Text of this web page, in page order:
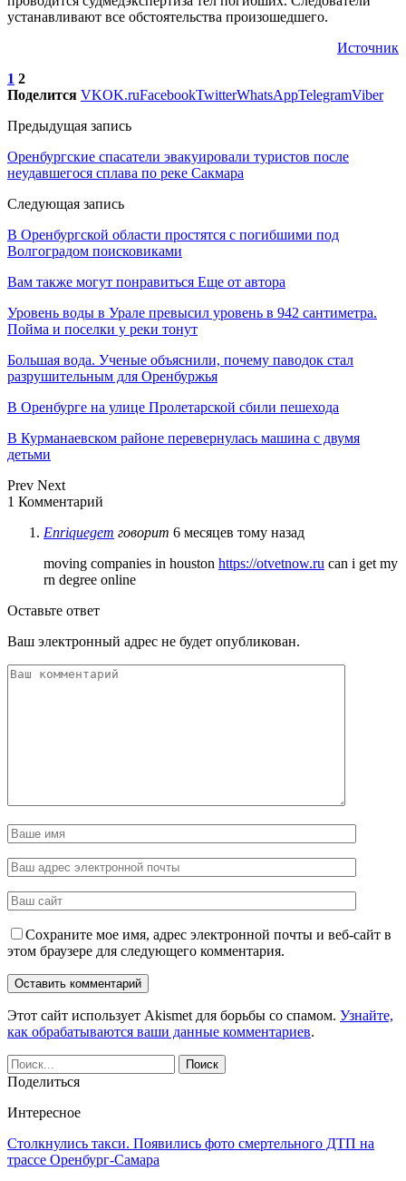
устанавливают все обстоятельства произошедшего.
Источник
1 2
Поделится VKOK.ruFacebookTwitterWhatsAppTelegramViber
Предыдущая запись
Оренбургские спасатели эвакуировали туристов после
неудавшегося сплава по реке Сакмара
Следующая запись
В Оренбургской области простятся с погибшими под
Волгоградом поисковиками
Вам также могут понравиться Еще от автора
Уровень воды в Урале превысил уровень в 942 сантиметра.
Пойма и поселки у реки тонут
Большая вода. Ученые объяснили, почему паводок стал
разрушительным для Оренбуржья
В Оренбурге на улице Пролетарской сбили пешехода
В Курманаевском районе перевернулась машина с двумя
детьми
Prev Next
1 Комментарий
Enriquegem говорит 6 месяцев тому назад
moving companies in houston https://otvetnow.ru can i get my
rn degree online
Оставьте ответ
Ваш электронный адрес не будет опубликован.
Сохраните мое имя, адрес электронной почты и веб-сайт в
этом браузере для следующего комментария.
Этот сайт использует Akismet для борьбы со спамом. Узнайте,
как обрабатываются ваши данные комментариев.
Поделиться
Интересное
Столкнулись такси. Появились фото смертельного ДТП на
трассе Оренбург-Самара